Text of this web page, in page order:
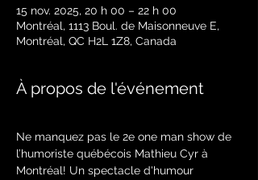
15 nov. 2025, 20 h 00 – 22 h 00
Montréal, 1113 Boul. de Maisonneuve E,
Montréal, QC H2L 1Z8, Canada
À propos de l'événement
Ne manquez pas le 2e one man show de
l’humoriste québécois Mathieu Cyr à
Montréal! Un spectacle d'humour